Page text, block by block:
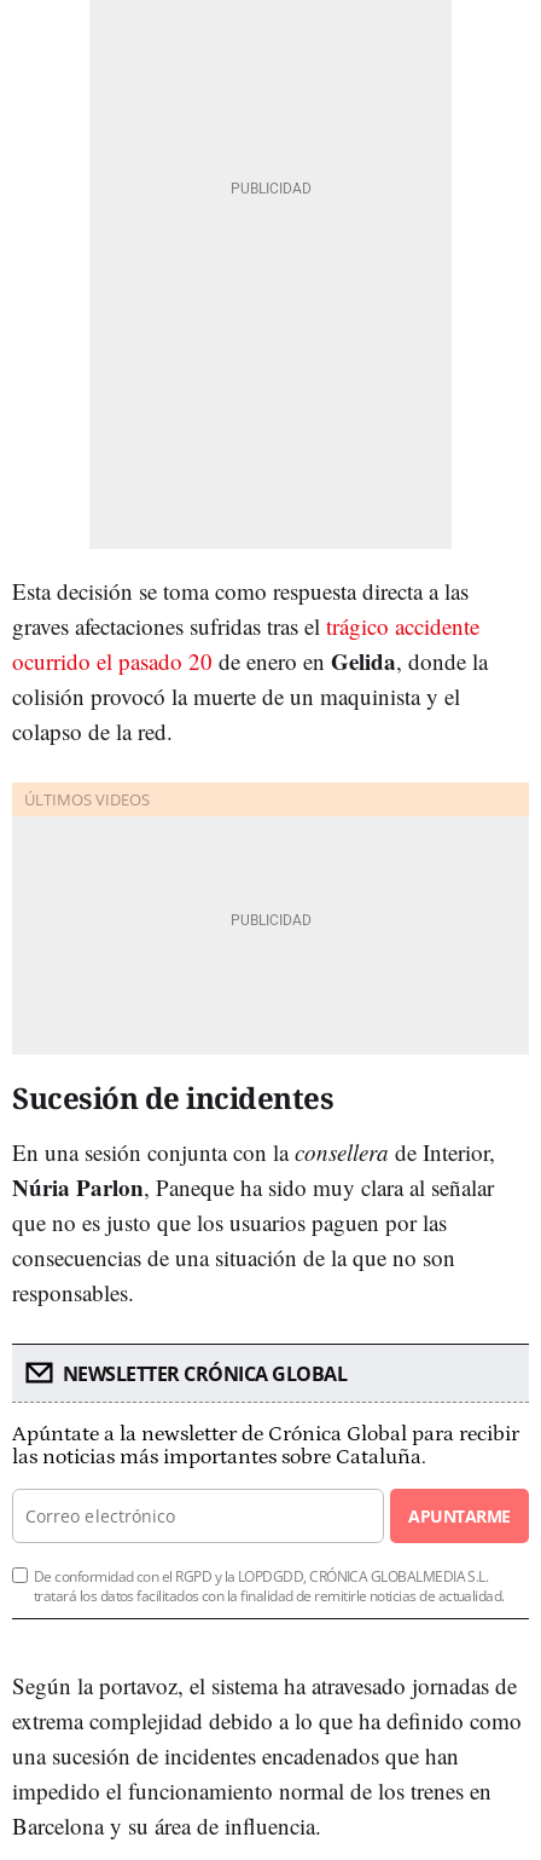
Esta decisión se toma como respuesta directa a las
graves afectaciones sufridas tras el trágico accidente
ocurrido el pasado 20 de enero en Gelida, donde la
colisión provocó la muerte de un maquinista y el
colapso de la red.
Sucesión de incidentes
En una sesión conjunta con laconsellera de Interior,
Núria Parlon, Paneque ha sido muy clara al señalar
que no es justo que los usuarios paguen por las
consecuencias de una situación de la que no son
responsables.
NEWSLETTER CRÓNICA GLOBAL
Apúntate a la newsletter de Crónica Global para recibir
las noticias más importantes sobre Cataluña.
APUNTARME
De conformidad con el RGPD y la LOPDGDD, CRÓNICA GLOBALMEDIA S.L.
tratará los datos facilitados con la finalidad de remitirle noticias de actualidad.
Según la portavoz, el sistema ha atravesado jornadas de
extrema complejidad debido a lo que ha definido como
una sucesión de incidentes encadenados que han
impedido el funcionamiento normal de los trenes en
Barcelona y su área de influencia.